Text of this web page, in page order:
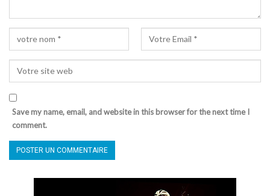
Save my name, email, and website in this browser for the next time I
comment.